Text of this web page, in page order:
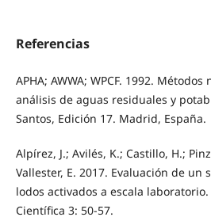
Referencias
APHA; AWWA; WPCF. 1992.
análisis de aguas residuales y
Santos, Edición 17. Madrid, España.
Alpírez, J.; Avilés, K.; Castillo, H.;
Vallester, E. 2017. Evaluación de un
lodos activados a escala
Científica 3: 50-57.